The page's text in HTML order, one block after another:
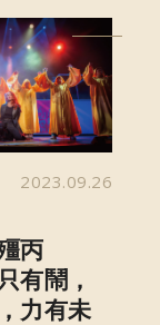
2023.09.26
丙
有鬧，
力有未